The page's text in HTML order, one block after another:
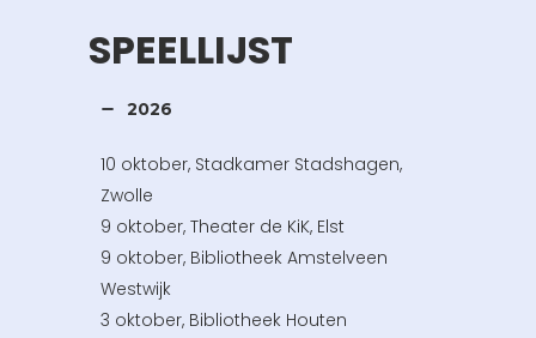
SPEELLIJST
2026
10 oktober, Stadkamer Stadshagen,
Zwolle
9 oktober, Theater de KiK, Elst
9 oktober, Bibliotheek Amstelveen
Westwijk
3 oktober, Bibliotheek Houten